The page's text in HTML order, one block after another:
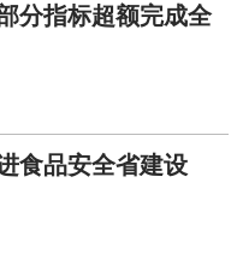
分指标超额完成全
食品安全省建设